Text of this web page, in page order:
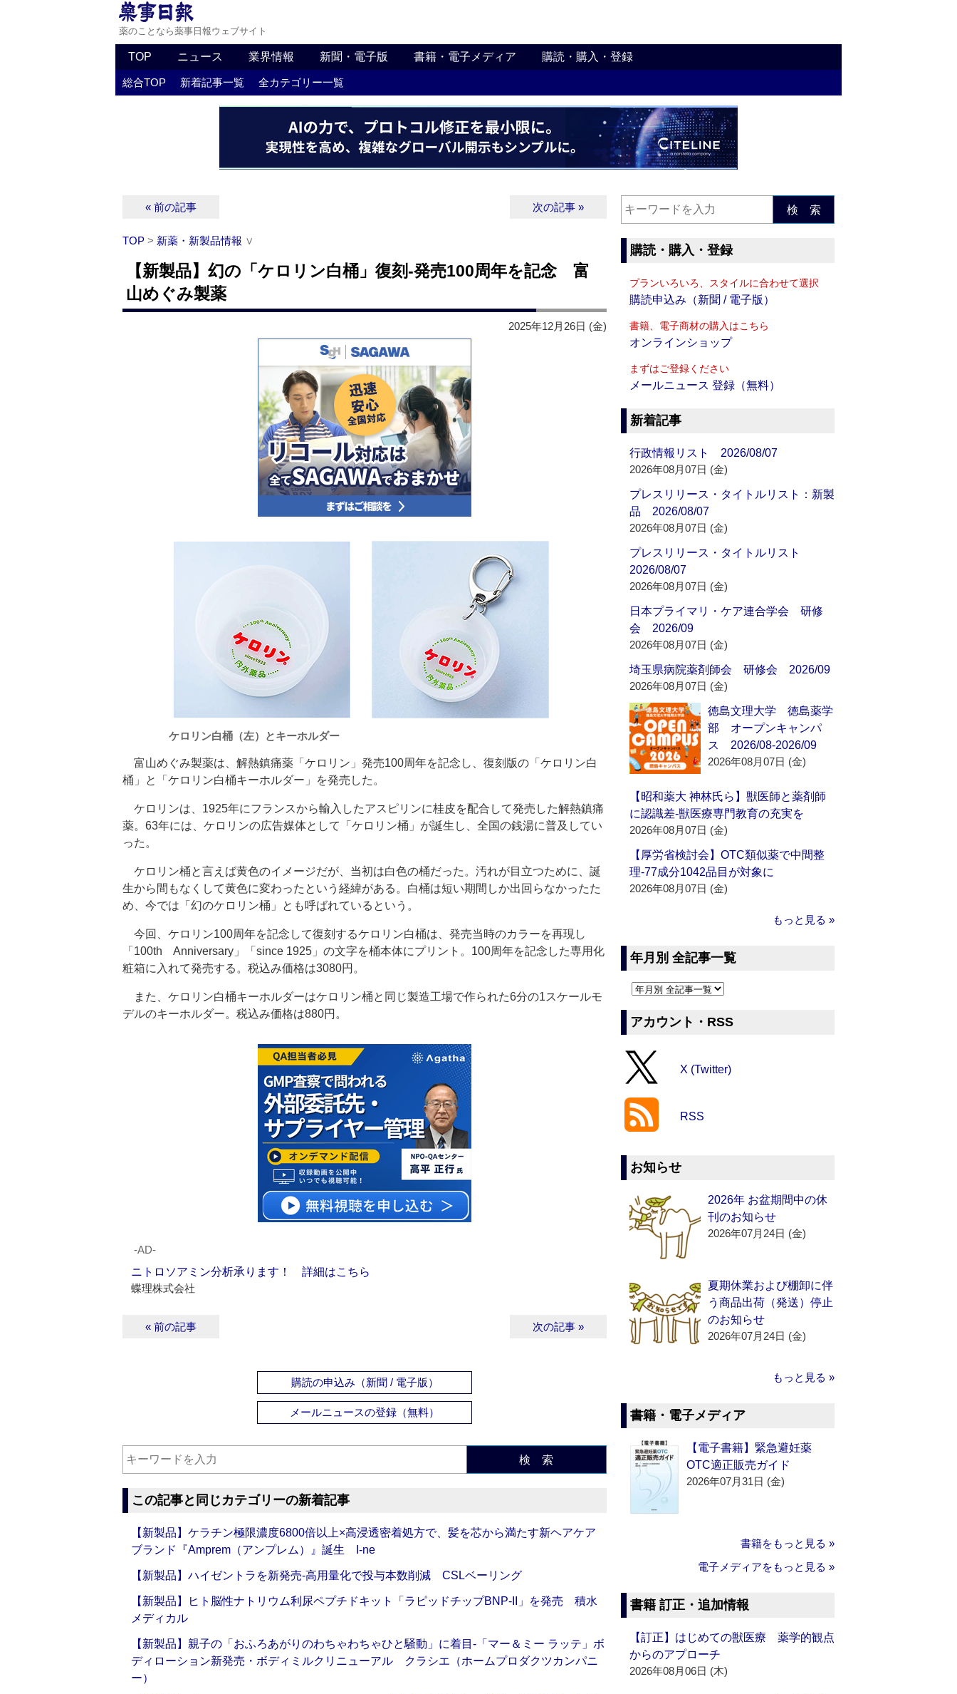
薬のことなら薬事日報ウェブサイト
TOP ニュース 業界情報 新聞・電子版 書籍・電子メディア 購読・購入・登録
総合TOP 新着記事一覧 全カテゴリー一覧
« 前の記事 次の記事 »
TOP > 新薬・新製品情報 ∨
【新製品】幻の「ケロリン白桶」復刻‐発売100周年を記念 富
山めぐみ製薬
2025年12月26日 (金)
ケロリン白桶（左）とキーホルダー
富山めぐみ製薬は、解熱鎮痛薬「ケロリン」発売100周年を記念し、復刻版の「ケロリン白
桶」と「ケロリン白桶キーホルダー」を発売した。
ケロリンは、1925年にフランスから輸入したアスピリンに桂皮を配合して発売した解熱鎮痛
薬。63年には、ケロリンの広告媒体として「ケロリン桶」が誕生し、全国の銭湯に普及してい
った。
ケロリン桶と言えば黄色のイメージだが、当初は白色の桶だった。汚れが目立つために、誕
生から間もなくして黄色に変わったという経緯がある。白桶は短い期間しか出回らなかったた
め、今では「幻のケロリン桶」とも呼ばれているという。
今回、ケロリン100周年を記念して復刻するケロリン白桶は、発売当時のカラーを再現し
「100th Anniversary」「since 1925」の文字を桶本体にプリント。100周年を記念した専用化
粧箱に入れて発売する。税込み価格は3080円。
また、ケロリン白桶キーホルダーはケロリン桶と同じ製造工場で作られた6分の1スケールモ
デルのキーホルダー。税込み価格は880円。
‐AD‐
ニトロソアミン分析承ります！ 詳細はこちら
蝶理株式会社
« 前の記事 次の記事 »
購読の申込み（新聞 / 電子版）
メールニュースの登録（無料）
検 索
この記事と同じカテゴリーの新着記事
【新製品】ケラチン極限濃度6800倍以上×高浸透密着処方で、髪を芯から満たす新ヘアケア
ブランド『Amprem（アンプレム）』誕生 I-ne
【新製品】ハイゼントラを新発売‐高用量化で投与本数削減 CSLベーリング
【新製品】ヒト脳性ナトリウム利尿ペプチドキット「ラピッドチップBNP-II」を発売 積水
メディカル
【新製品】親子の「おふろあがりのわちゃわちゃひと騒動」に着目‐「マー＆ミー ラッテ」ボ
ディローション新発売・ボディミルクリニューアル クラシエ（ホームプロダクツカンパニ
ー）
検 索
購読・購入・登録
プランいろいろ、スタイルに合わせて選択
購読申込み（新聞 / 電子版）
書籍、電子商材の購入はこちら
オンラインショップ
まずはご登録ください
メールニュース 登録（無料）
新着記事
行政情報リスト 2026/08/07
2026年08月07日 (金)
プレスリリース・タイトルリスト：新製
品 2026/08/07
2026年08月07日 (金)
プレスリリース・タイトルリスト
2026/08/07
2026年08月07日 (金)
日本プライマリ・ケア連合学会 研修
会 2026/09
2026年08月07日 (金)
埼玉県病院薬剤師会 研修会 2026/09
2026年08月07日 (金)
徳島文理大学 徳島薬学
部 オープンキャンパ
ス 2026/08-2026/09
2026年08月07日 (金)
【昭和薬大 神林氏ら】獣医師と薬剤師
に認識差‐獣医療専門教育の充実を
2026年08月07日 (金)
【厚労省検討会】OTC類似薬で中間整
理‐77成分1042品目が対象に
2026年08月07日 (金)
もっと見る »
年月別 全記事一覧
アカウント・RSS
X (Twitter)
RSS
お知らせ
2026年 お盆期間中の休
刊のお知らせ
2026年07月24日 (金)
夏期休業および棚卸に伴
う商品出荷（発送）停止
のお知らせ
2026年07月24日 (金)
もっと見る »
書籍・電子メディア
【電子書籍】緊急避妊薬
OTC適正販売ガイド
2026年07月31日 (金)
書籍をもっと見る »
電子メディアをもっと見る »
書籍 訂正・追加情報
【訂正】はじめての獣医療 薬学的観点
からのアプローチ
2026年08月06日 (木)